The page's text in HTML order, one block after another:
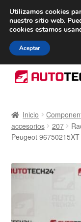
De lunes a
navegación
al
Caja registradora
Inicio
accesorios
207
Peugeot 96750215XT
Utilizamos cookies
nuestro sitio web.
cookies estamos
Aceptar